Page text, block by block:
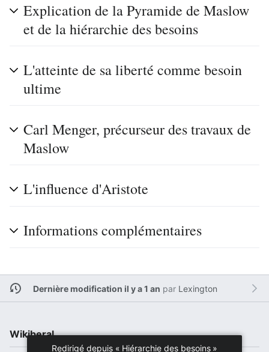
Explication de la Pyramide de Maslow
et de la hiérarchie des besoins
L'atteinte de sa liberté comme besoin
ultime
Carl Menger, précurseur des travaux de
Maslow
L'influence d'Aristote
Informations complémentaires
Dernière modification il y a 1 an par Lexington
Wikiberal
Redirigé depuis « Hiérarchie des besoins»